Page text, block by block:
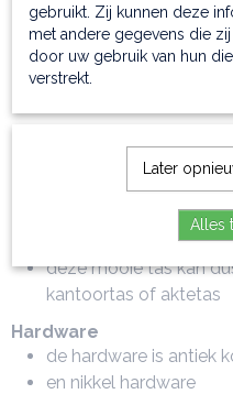
Buitenkant
op de bodem van de
metalen voetjes aan
binnenin treft u aan
voldoende credit card
een binnenritsvak
en een handige
deze mooie tas kan
kantoortas of aktetas
Hardware
de hardware is antiek
en nikkel hardware
gebruikt. Zij kunnen deze
met andere gegevens die
door uw gebruik van hun
verstrekt.
Later
Alles